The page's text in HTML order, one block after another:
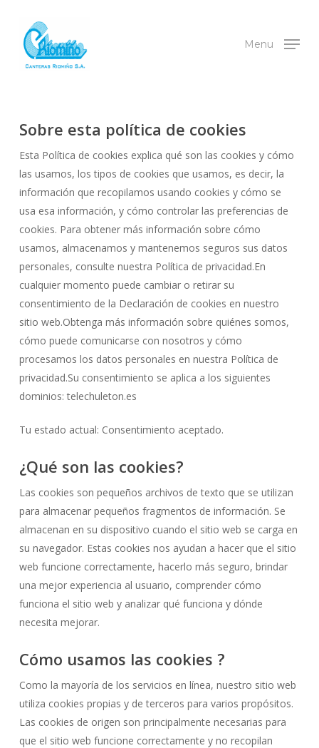
content
Menu
Sobre esta política de cookies
Esta Política de cookies explica qué son las cookies y cómo
las usamos, los tipos de cookies que usamos, es decir, la
información que recopilamos usando cookies y cómo se
usa esa información, y cómo controlar las preferencias de
cookies. Para obtener más información sobre cómo
usamos, almacenamos y mantenemos seguros sus datos
personales, consulte nuestra Política de privacidad.En
cualquier momento puede cambiar o retirar su
consentimiento de la Declaración de cookies en nuestro
sitio web.Obtenga más información sobre quiénes somos,
cómo puede comunicarse con nosotros y cómo
procesamos los datos personales en nuestra Política de
privacidad.Su consentimiento se aplica a los siguientes
dominios: telechuleton.es
Tu estado actual: Consentimiento aceptado.
¿Qué son las cookies?
Las cookies son pequeños archivos de texto que se utilizan
para almacenar pequeños fragmentos de información. Se
almacenan en su dispositivo cuando el sitio web se carga en
su navegador. Estas cookies nos ayudan a hacer que el sitio
web funcione correctamente, hacerlo más seguro, brindar
una mejor experiencia al usuario, comprender cómo
funciona el sitio web y analizar qué funciona y dónde
necesita mejorar.
Cómo usamos las cookies ?
Como la mayoría de los servicios en línea, nuestro sitio web
utiliza cookies propias y de terceros para varios propósitos.
Las cookies de origen son principalmente necesarias para
que el sitio web funcione correctamente y no recopilan